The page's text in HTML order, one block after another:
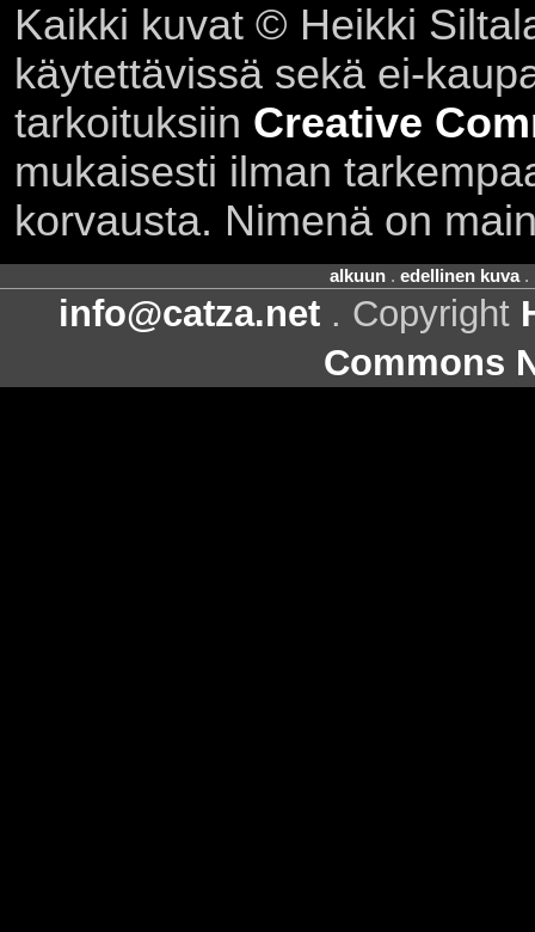
Kaikki kuvat © Heikki
käytettävissä sekä ei-
tarkoituksiin Creative
mukaisesti ilman
korvausta. Nimenä on
alkuun. edellinen kuva.
info@catza.net . Copyright
Commons